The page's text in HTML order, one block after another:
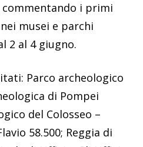
commentando i primi
musei e parchi
2 al 4 giugno.
Parco archeologico
di Pompei
del Colosseo –
58.500; Reggia di